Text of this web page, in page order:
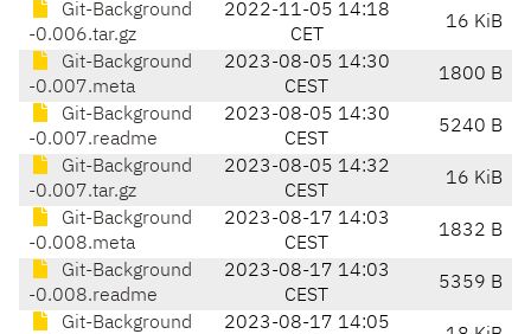
Git-Background
-0.006.tar.gz
2022-11-05 14:18
CET
16 KiB
Git-Background
-0.007.meta
2023-08-05 14:30
CEST
1800 B
Git-Background
-0.007.readme
2023-08-05 14:30
CEST
5240 B
Git-Background
-0.007.tar.gz
2023-08-05 14:32
CEST
16 KiB
Git-Background
-0.008.meta
2023-08-17 14:03
CEST
1832 B
Git-Background
-0.008.readme
2023-08-17 14:03
CEST
5359 B
Git-Background
2023-08-17 14:05